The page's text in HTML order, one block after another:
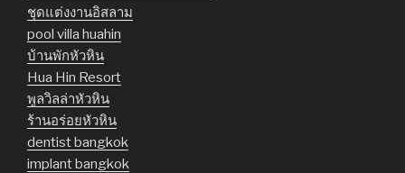
ชุดแต่งงานอิสลาม
pool villa huahin
บ้านพักหัวหิน
Hua Hin Resort
พูลวิลล่าหัวหิน
ร้านอร่อยหัวหิน
dentist bangkok
implant bangkok